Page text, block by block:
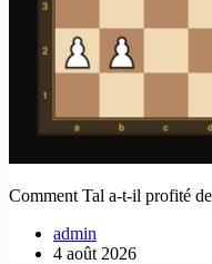
Comment Tal a-t-il profité
admin
4 août 2026